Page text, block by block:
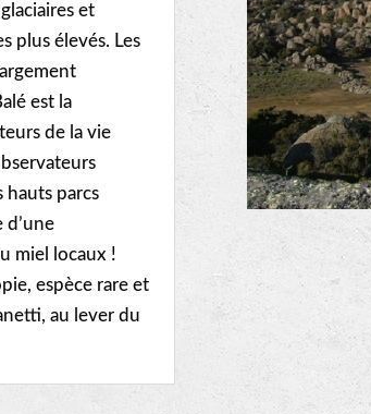
et
plus élevés. Les
est la
de la vie
hauts parcs
d’une
miel locaux !
espèce rare et
au lever du